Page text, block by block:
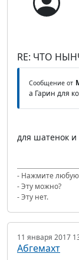
RE: ЧТО
Сообщение от
а Гарин для
для шатенок и
- Нажмите
- Эту можно?
- Эту нет.
11 января 2017
Абгемахт